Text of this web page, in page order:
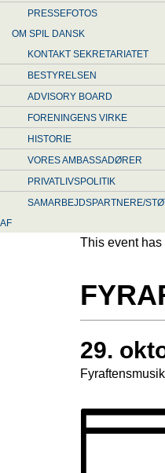
PRESSEFOTOS
OM SPIL DANSK
KONTAKT SEKRETARIATET
BESTYRELSEN
ADVISORY BOARD
FORENINGENS VIRKE
HISTORIE
VORES AMBASSADØRER
PRIVATLIVSPOLITIK
SAMARBEJDSPARTNERE/
AF
This event has
29.